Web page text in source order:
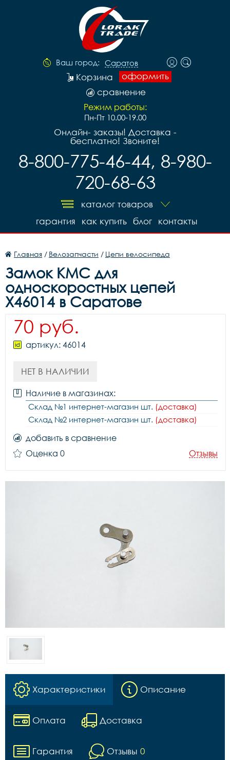
Ваш город: Саратов
оформить
Корзина
сравнение
Режим работы:
Пн-Пт 10.00-19.00
Онлайн- заказы! Доставка -
бесплатно! Звоните!
8-800-775-46-44, 8-980-
720-68-63
каталог товаров
контакты
блог
как купить
гарантия
Главная / Велозапчасти / Цепи велосипеда
Замок KMC для
односкоростных цепей
Х46014 в Саратове
70 руб.
артикул: 46014
НЕТ В НАЛИЧИИ
Наличие в магазинах:
Склад №1 интернет-магазин шт. (доставка)
Склад №2 интернет-магазин шт. (доставка)
добавить в сравнение
Оценка 0
Отзывы
Характеристики Описание
Оплата Доставка
Гарантия Отзывы 0